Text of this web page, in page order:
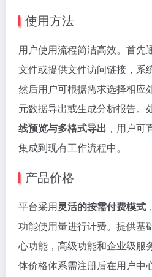
使用方法
用户使用流程简洁高效。首先
文件或提供文件访问链接，系
然后用户可根据需求选择相应
元数据导出或生成分析报告。
线预览与多格式导出 ，用户可
集成到现有工作流程中。
产品价格
平台采用灵活的按需付费模式
功能使用量进行计费。提供基
心功能，高级功能和企业级服
体价格体系需注册后在用户中